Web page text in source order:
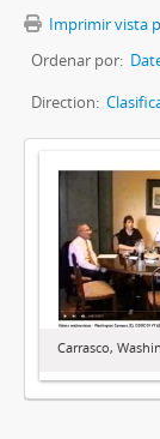
Imprimir vista
Ordenar por:
Direction:
Carrasco,